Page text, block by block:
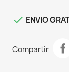
 ENVIO
Compartir